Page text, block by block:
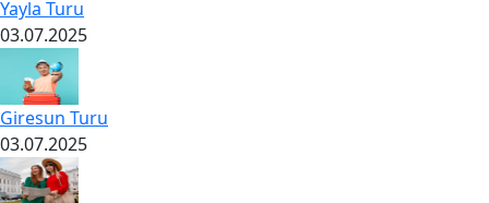
Yayla Turu
03.07.2025
Giresun Turu
03.07.2025